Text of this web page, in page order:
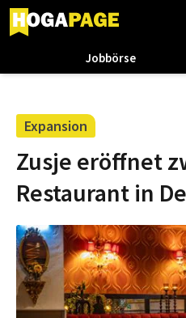
Jobbörse
Expansion
Zusje eröffnet
Restaurant in